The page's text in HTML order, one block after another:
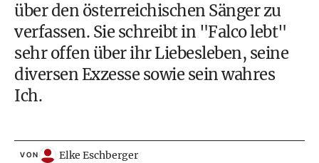
über den österreichischen Sänger zu
verfassen. Sie schreibt in "Falco lebt"
sehr offen über ihr Liebesleben, seine
diversen Exzesse sowie sein wahres
Ich.
VON Elke Eschberger